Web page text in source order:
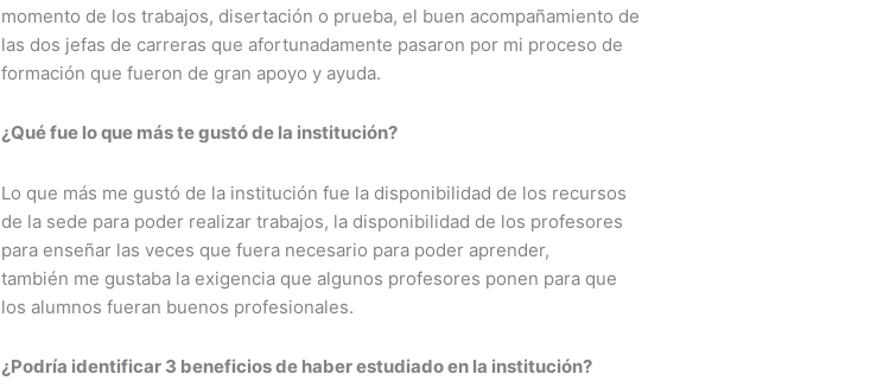
momento de los trabajos, disertación o prueba, el buen acompañamiento de
las dos jefas de carreras que afortunadamente pasaron por mi proceso de
formación que fueron de gran apoyo y ayuda.
¿Qué fue lo que más te gustó de la institución?
Lo que más me gustó de la institución fue la disponibilidad de los recursos
de la sede para poder realizar trabajos, la disponibilidad de los profesores
para enseñar las veces que fuera necesario para poder aprender,
también me gustaba la exigencia que algunos profesores ponen para que
los alumnos fueran buenos profesionales.
¿Podría identificar 3 beneficios de haber estudiado en la institución?